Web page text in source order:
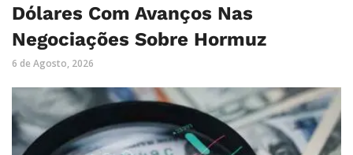
Dólares Com Avanços Nas
Negociações Sobre Hormuz
6 de Agosto, 2026